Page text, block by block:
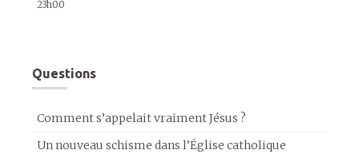
23h00
Questions
Comment s’appelait vraiment Jésus ?
Un nouveau schisme dans l’Église catholique